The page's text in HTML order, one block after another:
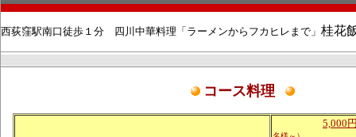
西荻窪駅南口徒歩１分 四川中華料理「ラーメンからフカヒレまで」 桂花
コース料理
5,000